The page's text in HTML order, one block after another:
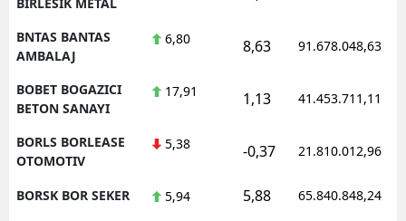
BNTAS BANTAS
AMBALAJ
6,80 8,63 91.678.048,63
BOBET BOGAZICI
BETON SANAYI
17,91 1,13 41.453.711,11
BORLS BORLEASE
OTOMOTIV
5,38 -0,37 21.810.012,96
BORSK BOR SEKER 5,94 5,88 65.840.848,24